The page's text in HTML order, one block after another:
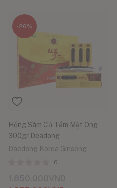
-26%
Hồng Sâm Củ Tẩm Mật Ong
300gr Deadong
Daedong Korea Ginseng
0